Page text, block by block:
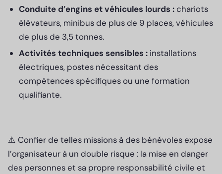
Conduite d’engins et véhicules lourds :chariots
élévateurs, minibus de plus de 9 places, véhicules
de plus de 3,5 tonnes.
Activités techniques sensibles : installations
électriques, postes nécessitant des
compétences spécifiques ou une formation
qualifiante.
⚠️ Confier de telles missions à des bénévoles expose
l’organisateur à un double risque : la mise en danger
des personnes et sa propre responsabilité civile et